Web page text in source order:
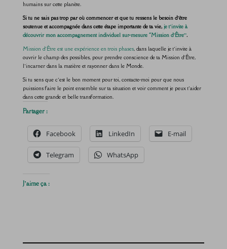
humains sur cette planète.
Si tu ne sais pas trop par où commencer et que tu ressens le besoin d’être
soutenue et accompagnée dans cette étape importante de ta vie, je t’invite à
découvrir mon accompagnement individuel sur-mesure “Mission d’Être”.
Mission d’Être est une expérience en trois phases, dans laquelle je t’invite à
ouvrir le champ des possibles, pour prendre conscience de ta Mission d’Être,
l’incarner dans la matière et rayonner dans le Monde.
Si tu sens que c’est le bon moment pour toi, contacte-moi pour que nous
puissions faire le point ensemble sur ta situation et voir comment je peux t’aider
dans cette grande et belle transformation.
Partager :
Facebook LinkedIn E-mail
Telegram WhatsApp
J’aime ça :